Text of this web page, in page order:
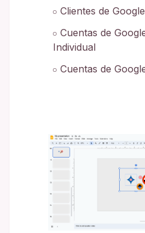
Clientes de
Cuentas de
Individual
Cuentas de